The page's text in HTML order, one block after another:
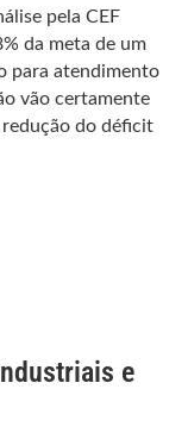
pela CEF
da meta de um
para atendimento
vão certamente
do déficit
e